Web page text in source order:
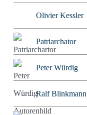
Olivier Kessler
Patriarchator
Peter Würdig
Ralf Blinkmann